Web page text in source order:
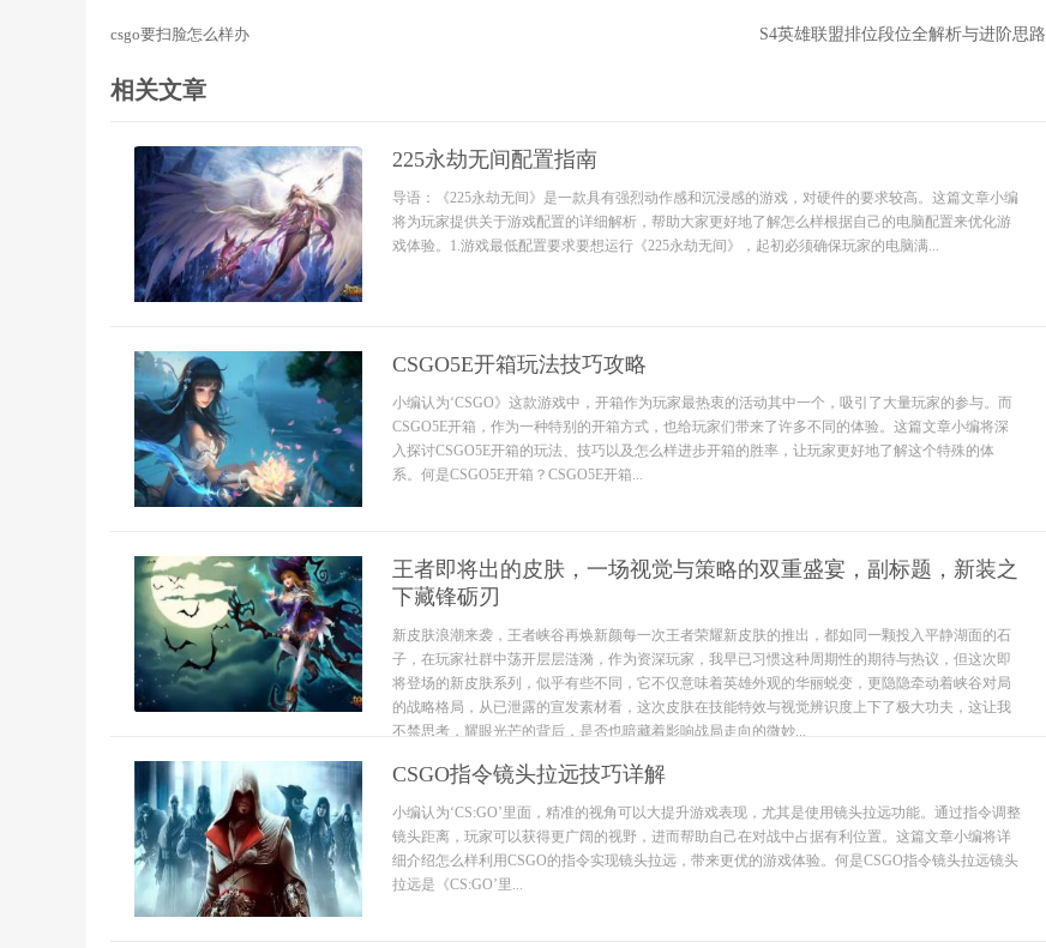
csgo要扫脸怎么样办 S4英雄联盟排位段位全解析与进阶思路
相关文章
225永劫无间配置指南
导语：《225永劫无间》是一款具有强烈动作感和沉浸感的游戏，对硬件的要求较高。这篇文章小编
将为玩家提供关于游戏配置的详细解析，帮助大家更好地了解怎么样根据自己的电脑配置来优化游
戏体验。1.游戏最低配置要求要想运行《225永劫无间》，起初必须确保玩家的电脑满...
CSGO5E开箱玩法技巧攻略
小编认为‘CSGO》这款游戏中，开箱作为玩家最热衷的活动其中一个，吸引了大量玩家的参与。而
CSGO5E开箱，作为一种特别的开箱方式，也给玩家们带来了许多不同的体验。这篇文章小编将深
入探讨CSGO5E开箱的玩法、技巧以及怎么样进步开箱的胜率，让玩家更好地了解这个特殊的体
系。何是CSGO5E开箱？CSGO5E开箱...
王者即将出的皮肤，一场视觉与策略的双重盛宴，副标题，新装之
下藏锋砺刃
新皮肤浪潮来袭，王者峡谷再焕新颜每一次王者荣耀新皮肤的推出，都如同一颗投入平静湖面的石
子，在玩家社群中荡开层层涟漪，作为资深玩家，我早已习惯这种周期性的期待与热议，但这次即
将登场的新皮肤系列，似乎有些不同，它不仅意味着英雄外观的华丽蜕变，更隐隐牵动着峡谷对局
的战略格局，从已泄露的宣发素材看，这次皮肤在技能特效与视觉辨识度上下了极大功夫，这让我
不禁思考，耀眼光芒的背后，是否也暗藏着影响战局走向的微妙...
CSGO指令镜头拉远技巧详解
小编认为‘CS:GO’里面，精准的视角可以大提升游戏表现，尤其是使用镜头拉远功能。通过指令调整
镜头距离，玩家可以获得更广阔的视野，进而帮助自己在对战中占据有利位置。这篇文章小编将详
细介绍怎么样利用CSGO的指令实现镜头拉远，带来更优的游戏体验。何是CSGO指令镜头拉远镜头
拉远是《CS:GO’里...